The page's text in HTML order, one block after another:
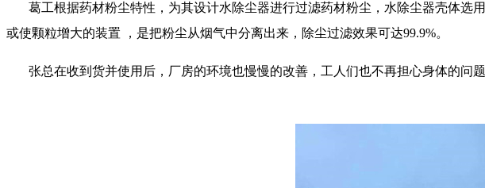
葛工根据药材粉尘特性，为其设计水除尘器进行过滤药材粉尘，水除尘器壳体
或使颗粒增大的装置
，是把粉尘从烟气中分离出来，除尘过滤效果可达99.9%。
张总在收到货并使用后，厂房的环境也慢慢的改善，工人们也不再担心身体的问题